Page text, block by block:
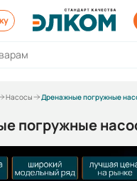
Насосы Дренажные погружные
погружные